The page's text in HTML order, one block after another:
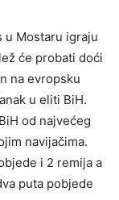
u Mostaru igraju
će probati doći
na evropsku
u eliti BiH.
od najvećeg
navijačima.
i 2 remija a
puta pobjede